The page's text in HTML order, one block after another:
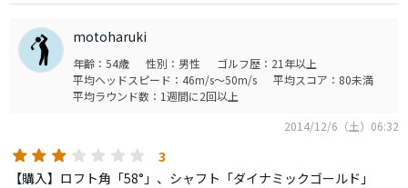
す。
今更ですが、オススメです。
打ちたいので、このわがままを聞いてくれるウェッジを探
してました。
現在キャロのツアーグラインドを使ってます。リーディング
エッジが浮かない、開いても突っかかからない、抜けがい
てやさしく打てるのはないかと、フラフラとショップをパ
トロールしてやっと見つけた感じです。
リーディングエッジは構えた時にやや浮いてるように見え
motoharuki
年齢：54歳 性別：男性
ゴルフ歴：21年以上
平均ヘッドスピード：46m/s～50m/s
平均スコア：80未満
平均ラウンド数：1週間に2回以上
2014/12/6（土）06:32
3
【購入】ロフト角「58°」、シャフト「ダイナミックゴールド」